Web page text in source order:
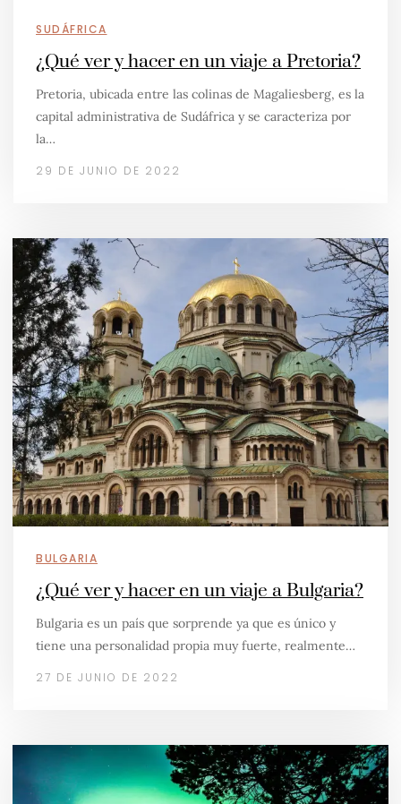
SUDÁFRICA
¿Qué ver y hacer en un viaje a Pretoria?
Pretoria, ubicada entre las colinas de Magaliesberg, es la
capital administrativa de Sudáfrica y se caracteriza por
la…
29 DE JUNIO DE 2022
BULGARIA
¿Qué ver y hacer en un viaje a Bulgaria?
Bulgaria es un país que sorprende ya que es único y
tiene una personalidad propia muy fuerte, realmente…
27 DE JUNIO DE 2022